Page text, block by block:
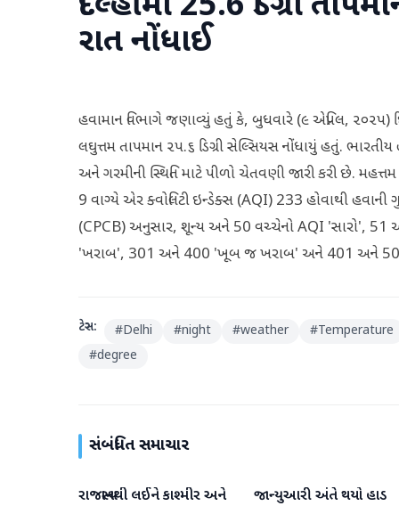
રાત નોંધાઈ
હવામાન વિભાગે જણાવ્યું હતું કે, બુધવારે (૯ એપ્રિલ, ૨૦૨૫)
લઘુત્તમ તાપમાન ૨૫.૬ ડિગ્રી સેલ્સિયસ નોંધાયું હતું.
અને ગરમીની સ્થિતિ માટે પીળો ચેતવણી જારી કરી છે.
9 વાગ્યે એર ક્વોલિટી ઇન્ડેક્સ (AQI) 233 હોવાથી હવાની
(CPCB) અનુસાર, શૂન્ય અને 50 વચ્ચેનો AQI 'સારો',
'ખરાબ', 301 અને 400 'ખૂબ જ ખરાબ' અને 401 અને
ટેગ્સ: #Delhi #night #weather #Temperature
#degree
સંબંધિત સમાચાર
હવામાન
રાજસ્થાનથી લઈને કાશ્મીર અને
હવામાન
જાન્યુઆરી અંતે થયો હાડ